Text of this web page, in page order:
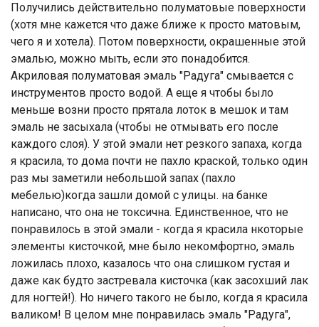
Получились действительно полуматовые поверхности
(хотя мне кажется что даже ближе к просто матовым,
чего я и хотела). Потом поверхности, окрашенные этой
эмалью, можно мыть, если это понадобится.
Акриловая полуматовая эмаль "Радуга" смывается с
инструментов просто водой. А еще я чтобы было
меньше возни просто прятала лоток в мешок и там
эмаль не засыхала (чтобы не отмывать его после
каждого слоя). У этой эмали нет резкого запаха, когда
я красила, то дома почти не пахло краской, только один
раз мы заметили небольшой запах (пахло
мебелью)когда зашли домой с улицы. на банке
написано, что она не токсична. Единственное, что не
понравилось в этой эмали - когда я красила нкоторые
элементы кисточкой, мне было некомфортно, эмаль
ложилась плохо, казалось что она слишком густая и
даже как будто застревала кисточка (как засохший лак
для ногтей!). Но ничего такого не было, когда я красила
валиком! В целом мне понравилась эмаль "Радуга",